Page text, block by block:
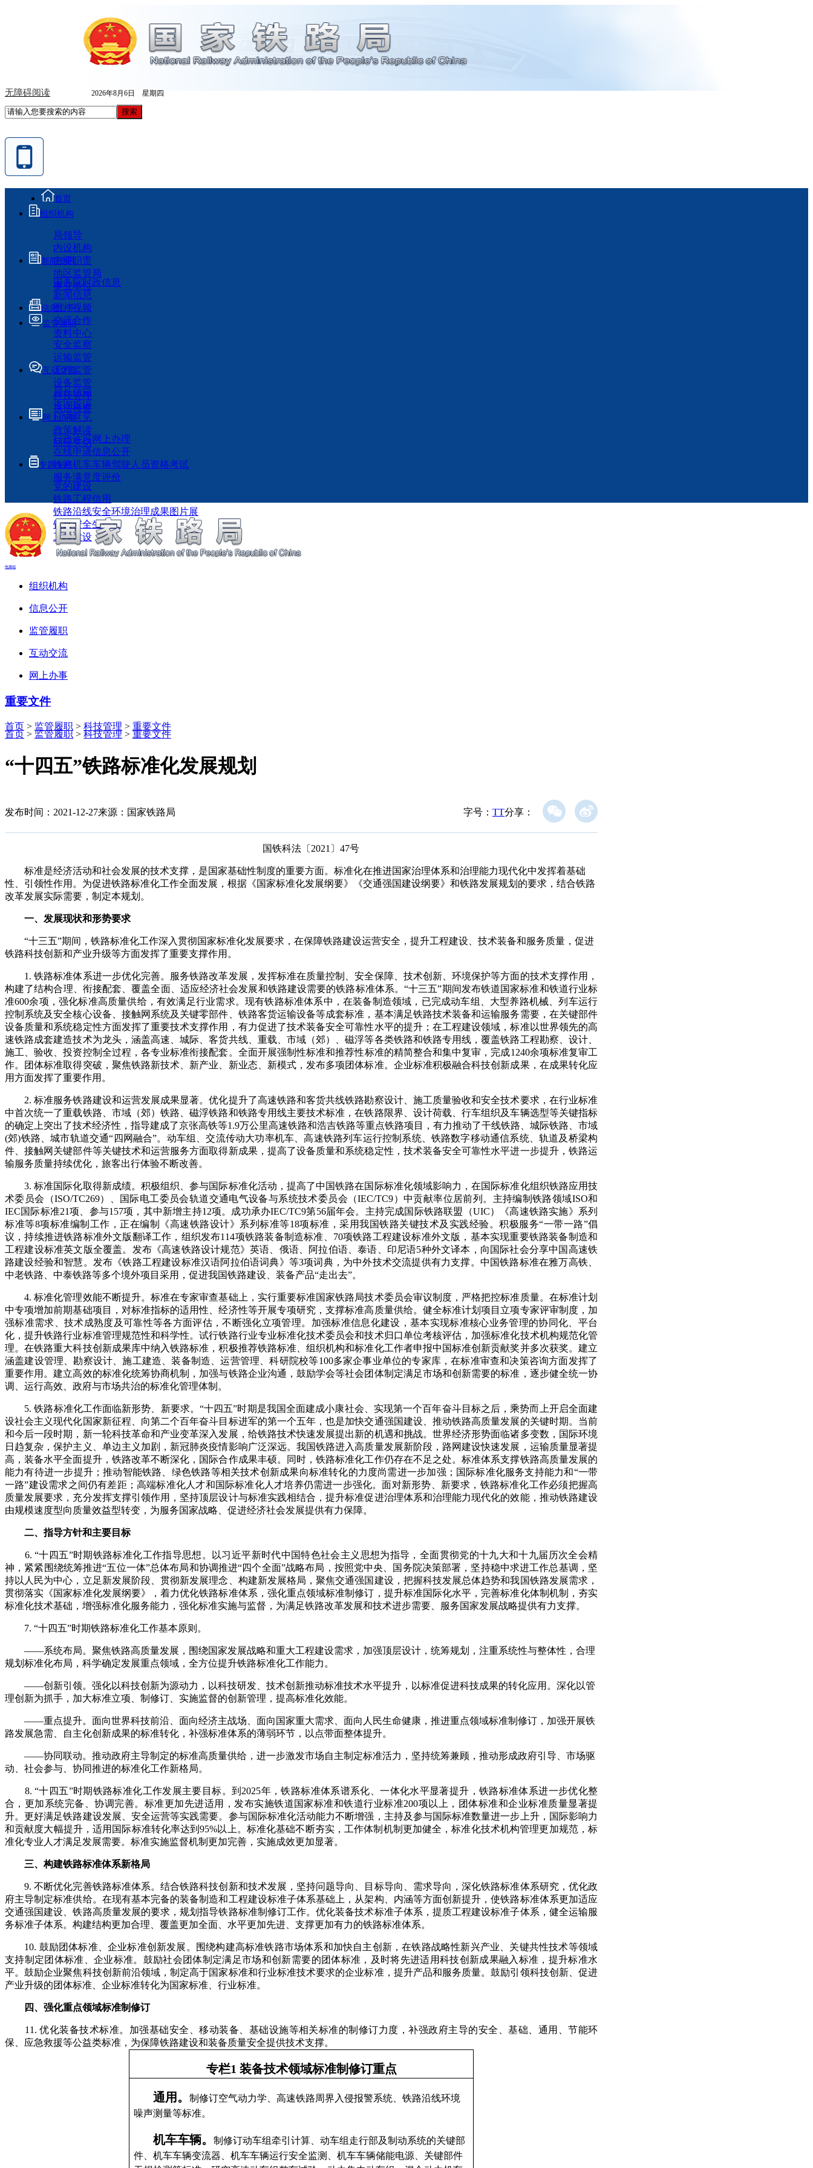
无障碍阅读 2026年8月6日 星期四
首页
组织机构
局领导
内设机构
主要职责
地区监管局
事业单位
新闻资讯
国务院时政信息
新闻信息
图片视频
交流合作
资料中心
信息公开
监管履职
安全监察
运输监管
工程监管
设备监管
科技管理
执法检查
互动交流
局长信箱
咨询投诉
征求意见
政策解读
回应关切
网上办事
行政许可网上办理
在线申请信息公开
铁路机车车辆驾驶人员资格考试
服务满意度评价
专题专栏
党的建设
铁路工程信用
铁路沿线安全环境治理成果图片展
铁路安全生产月
工程建设
电脑端
组织机构
信息公开
监管履职
互动交流
网上办事
重要文件
首页 > 监管履职 > 科技管理 > 重要文件
首页 > 监管履职 > 科技管理 > 重要文件
“十四五”铁路标准化发展规划
发布时间：2021-12-27来源：国家铁路局 分享：
字号： TT
国铁科法〔 2021〕47号
标准是经济活动和社会发展的技术支撑，是国家基础性制度的重要方面。标准化在推进国家治理体系和治理能力现代化中发挥着基础
性、引领性作用。为促进铁路标准化工作全面发展，根据《国家标准化发展纲要》《交通强国建设纲要》和铁路发展规划的要求，结合铁路
改革发展实际需要，制定本规划。
一、 发展现状和形势要求
“十三五”期间，铁路标准化工作深入贯彻国家标准化发展要求，在保障铁路建设运营安全，提升工程建设、技术装备和服务质量，促进
铁路科技创新和产业升级等方面发挥了重要支撑作用。
1.铁路标准体系进一步优化完善。服务铁路改革发展，发挥标准在质量控制、安全保障、技术创新、环境保护等方面的技术支撑作用，
构建了结构合理、衔接配套、覆盖全面、适应经济社会发展和铁路建设需要的铁路标准体系。“十三五”期间发布铁道国家标准和铁道行业标
准600余项，强化标准高质量供给，有效满足行业需求。现有铁路标准体系中，在装备制造领域，已完成动车组、大型养路机械、列车运行
控制系统及安全核心设备、接触网系统及关键零部件、铁路客货运输设备等成套标准，基本满足铁路技术装备和运输服务需要，在关键部件
设备质量和系统稳定性方面发挥了重要技术支撑作用，有力促进了技术装备安全可靠性水平的提升；在工程建设领域，标准以世界领先的高
速铁路成套建造技术为龙头，涵盖高速、城际、客货共线、重载、市域（郊）、磁浮等各类铁路和铁路专用线，覆盖铁路工程勘察、设计、
施工、验收、投资控制全过程，各专业标准衔接配套。全面开展强制性标准和推荐性标准的精简整合和集中复审，完成1240余项标准复审工
作。团体标准取得突破，聚焦铁路新技术、新产业、新业态、新模式，发布多项团体标准。企业标准积极融合科技创新成果，在成果转化应
用方面发挥了重要作用。
2.标准服务铁路建设和运营发展成果显著。优化提升了高速铁路和客货共线铁路勘察设计、施工质量验收和安全技术要求，在行业标准
中首次统一了重载铁路、市域（郊）铁路、磁浮铁路和铁路专用线主要技术标准，在铁路限界、设计荷载、行车组织及车辆选型等关键指标
的确定上突出了技术经济性，指导建成了京张高铁等1.9万公里高速铁路和浩吉铁路等重点铁路项目，有力推动了干线铁路、城际铁路、市域
(郊)铁路、城市轨道交通“四网融合”。 动车组、交流传动大功率机车、高速铁路列车运行控制系统、铁路数字移动通信系统、轨道及桥梁构
件、接触网关键部件等关键技术和运营服务方面取得新成果，提高了设备质量和系统稳定性，技术装备安全可靠性水平进一步提升，铁路运
输服务质量持续优化，旅客出行体验不断改善。
3.标准国际化取得新成绩。积极组织、参与国际标准化活动，提高了中国铁路在国际标准化领域影响力，在国际标准化组织铁路应用技
术委员会（ISO/TC269）、国际电工委员会轨道交通电气设备与系统技术委员会（IEC/TC9）中贡献率位居前列。主持编制铁路领域ISO和
IEC国际标准21项、参与157项，其中新增主持1 2项。成功承办IEC/TC9第56届年会。主持完成国际铁路联盟（UIC）《高速铁路实施》系列
标准等8项标准编制工作，正在编制《高速铁路设计》系列标准等18项标准，采用我国铁路关键技术及实践经验。积极服务“一带一路”倡
议，持续推进铁路标准外文版翻译工作，组织发布1 14项铁路装备制造标准、70项铁路工程建设标准外文版，基本实现重要铁路装备制造和
工程建设标准英文版全覆盖。发布《高速铁路设计规范》英语、俄语、阿拉伯语、泰语、印尼语5种外文译本，向国际社会分享中国高速铁
路建设经验和智慧。发布《铁路工程建设标准汉语阿拉伯语词典》等3项词典，为中外技术交流提供有力支撑。中国铁路标准在雅万高铁、
中老铁路、中泰铁路等多个境外项目采用，促进我国铁路建设、装备产品“走出去”。
4.标准化管理效能不断提升。标准在专家审查基础上，实行重要标准国家铁路局技术委员会审议制度，严格把控标准质量。在标准计划
中专项增加前期基础项目，对标准指标的适用性、经济性等开展专项研究，支撑标准高质量供给。健全标准计划项目立项专家评审制度，加
强标准需求、技术成熟度及可靠性等各方面评估，不断强化立项管理。加强标准信息化建设，基本实现标准核心业务管理的协同化、平台
化，提升铁路行业标准管理规范性和科学性。试行铁路行业专业标准化技术委员会和技术归口单位考核评估，加强标准化技术机构规范化管
理。在铁路重大科技创新成果库中纳入铁路标准，积极推荐铁路标准、组织机构和标准化工作者申报中国标准创新贡献奖并多次获奖。建立
涵盖建设管理、勘察设计、施工建造、装备制造、运营管理、科研院校等100多家企事业单位的专家库，在标准审查和决策咨询方面发挥了
重要作用。建立高效的标准化统筹协商机制，加强与铁路企业沟通，鼓励学会等社会团体制定满足市场和创新需要的标准，逐步健全统一协
调、运行高效、政府与市场共治的标准化管理体制。
5.铁路标准化工作面临新形势、新要求。“十四五”时期是我国全面建成小康社会、实现第一个百年奋斗目标之后，乘势而上开启全面建
设社会主义现代化国家新征程、向第二个百年奋斗目标进军的第一个五年，也是加快交通强国建设、推动铁路高质量发展的关键时期。当前
和今后一段时期，新一轮科技革命和产业变革深入发展，给铁路技术快速发展提出新的机遇和挑战。世界经济形势面临诸多变数，国际环境
日趋复杂，保护主义、单边主义加剧，新冠肺炎疫情影响广泛深远。我国铁路进入高质量发展新阶段，路网建设快速发展，运输质量显著提
高，装备水平全面提升，铁路改革不断深化，国际合作成果丰硕。同时，铁路标准化工作仍存在不足之处。标准体系支撑铁路高质量发展的
能力有待进一步提升；推动智能铁路、绿色铁路等相关技术创新成果向标准转化的力度尚需进一步加强；国际标准化服务支持能力和“一带
一路”建设需求之间仍有差距；高端标准化人才和国际标准化人才培养仍需进一步强化。面对新形势、新要求，铁路标准化工作必须把握高
质量发展要求，充分发挥支撑引领作用，坚持顶层设计与标准实践相结合，提升标准促进治理体系和治理能力现代化的效能，推动铁路建设
由规模速度型向质量效益型转变，为服务国家战略、促进经济社会发展提供有力保障。
二、指导方针和主要目标
6.“十四五”时期铁路标准化工作指导思想。以习近平新时代中国特色社会主义思想为指导，全面贯彻党的十九大和十九届历次全会精
神，紧紧围绕统筹推进“五位一体”总体布局和协调推进“四个全面”战略布局，按照党中央、国务院决策部署，坚持稳中求进工作总基调，坚
持以人民为中心，立足新发展阶段、贯彻新发展理念、构建新发展格局，聚焦交通强国建设，把握科技发展总体趋势和我国铁路发展需求，
贯彻落实《国家标准化发展纲要》，着力优化铁路标准体系，强化重点领域标准制修订，提升标准国际化水平，完善标准化体制机制，夯实
标准化技术基础，增强标准化服务能力，强化标准实施与监督，为满足铁路改革发展和技术进步需要、服务国家发展战略提供有力支撑。
7. “十四五”时期铁路标准化工作基本原则。
——系统布局。聚焦铁路高质量发展，围绕国家发展战略和重大工程建设需求，加强顶层设计，统筹规划，注重系统性与整体性，合理
规划标准化布局，科学确定发展重点领域，全方位提升铁路标准化工作能力。
——创新引领。强化以科技创新为源动力，以科技研发、技术创新推动标准技术水平提升，以标准促进科技成果的转化应用。深化以管
理创新为抓手，加大标准立项、制修订、实施监督的创新管理，提高标准化效能。
——重点提升。面向世界科技前沿、面向经济主战场、面向国家重大需求、面向人民生命健康，推进重点领域标准制修订，加强开展铁
路发展急需、自主化创新成果的标准转化，补强标准体系的薄弱环节，以点带面整体提升。
——协同联动。推动政府主导制定的标准高质量供给，进一步激发市场自主制定标准活力，坚持统筹兼顾，推动形成政府引导、市场驱
动、社会参与、协同推进的标准化工作新格局。
8.“十四五”时期铁路标准化工作发展主要目标。到 2025年，铁路标准体系谱系化、一体化水平显著提升 ，铁路标准体系进一步优化整
合，更加系统完备、协调完善。标准更加先进适用，发布实施铁道国家标准和铁道行业标准200项以上，团体标准和企业标准质量显著提
升。更好满足铁路建设发展、安全运营等实践需要。参与国际标准化活动能力不断增强，主持及参与国际标准数量进一步上升，国际影响力
和贡献度大幅提升，适用国际标准转化率达到95%以上。标准化基础不断夯实，工作体制机制更加健全，标准化技术机构管理更加规范，标
准化专业人才满足发展需要。标准实施监督机制更加完善，实施成效更加显著。
三、构建铁路标准体系新格局
9.不断优化完善铁路标准体系。结合铁路科技创新和技术发展，坚持问题导向、目标导向、需求导向，深化铁路标准体系研究，优化政
府主导制定标准供给。 在现有基本完备的装备制造和工程建设标准子体系基础上，从架构、内涵等方面创新提升，使铁路标准体系更加适应
交通强国建设、铁路高质量发展的要求，规划指导铁路标准制修订工作。优化装备技术标准子体系，提质工程建设标准子体系，健全运输服
务标准子体系。构建结构更加合理、覆盖更加全面、水平更加先进、支撑更加有力的铁路标准体系。
10. 鼓励团体标准、企业标准创新发展。围绕构建高标准铁路市场体系和加快自主创新，在铁路战略性新兴产业、关键共性技术等领域
支持制定团体标准、企业标准。鼓励社会团体制定满足市场和创新需要的团体标准，及时将先进适用科技创新成果融入标准，提升标准水
平。鼓励企业聚焦科技创新前沿领域，制定高于国家标准和行业标准技术要求的企业标准，提升产品和服务质量。鼓励引领科技创新、促进
产业升级的团体标准、企业标准转化为国家标准、行业标准。
四、强化重点领域标准制修订
11.优化装备技术标准。加强基础安全、移动装备、基础设施等相关标准的制修订力度，补强政府主导的安全、基础、通用、节能环
保、应急救援等公益类标准，为保障铁路建设和装备质量安全提供技术支撑。
专栏1 装备技术领域标准制修订重点
通用 。制修订空气动力学、高速铁路周界入侵报警系统、铁路沿线环境
噪声测量等标准。
机车车辆。制修订动车组牵引计算、动车组走行部及制动系统的关键部
件、机车车辆变流器、机车车辆运行安全监测、机车车辆储能电源、关键部件